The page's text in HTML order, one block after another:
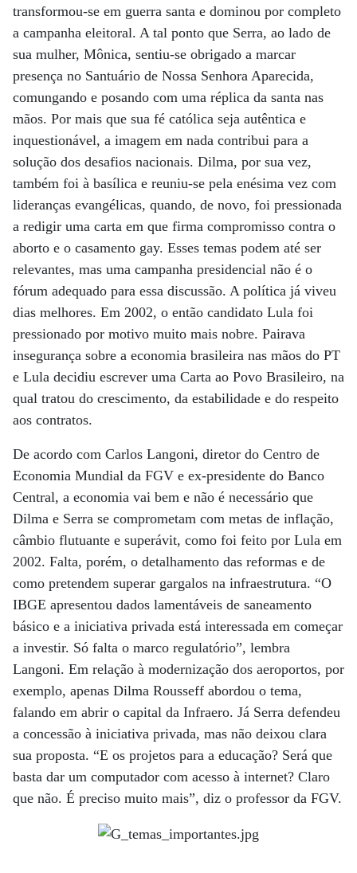
transformou-se em guerra santa e dominou por completo
a campanha eleitoral. A tal ponto que Serra, ao lado de
sua mulher, Mônica, sentiu-se obrigado a marcar
presença no Santuário de Nossa Senhora Aparecida,
comungando e posando com uma réplica da santa nas
mãos. Por mais que sua fé católica seja autêntica e
inquestionável, a imagem em nada contribui para a
solução dos desafios nacionais. Dilma, por sua vez,
também foi à basílica e reuniu-se pela enésima vez com
lideranças evangélicas, quando, de novo, foi pressionada
a redigir uma carta em que firma compromisso contra o
aborto e o casamento gay. Esses temas podem até ser
relevantes, mas uma campanha presidencial não é o
fórum adequado para essa discussão. A política já viveu
dias melhores. Em 2002, o então candidato Lula foi
pressionado por motivo muito mais nobre. Pairava
insegurança sobre a economia brasileira nas mãos do PT
e Lula decidiu escrever uma Carta ao Povo Brasileiro, na
qual tratou do crescimento, da estabilidade e do respeito
aos contratos.
De acordo com Carlos Langoni, diretor do Centro de
Economia Mundial da FGV e ex-presidente do Banco
Central, a economia vai bem e não é necessário que
Dilma e Serra se comprometam com metas de inflação,
câmbio flutuante e superávit, como foi feito por Lula em
2002. Falta, porém, o detalhamento das reformas e de
como pretendem superar gargalos na infraestrutura. “O
IBGE apresentou dados lamentáveis de saneamento
básico e a iniciativa privada está interessada em começar
a investir. Só falta o marco regulatório”, lembra
Langoni. Em relação à modernização dos aeroportos, por
exemplo, apenas Dilma Rousseff abordou o tema,
falando em abrir o capital da Infraero. Já Serra defendeu
a concessão à iniciativa privada, mas não deixou clara
sua proposta. “E os projetos para a educação? Será que
basta dar um computador com acesso à internet? Claro
que não. É preciso muito mais”, diz o professor da FGV.